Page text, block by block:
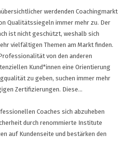
werdenden Coachingmarkt
Qualitätssiegeln immer mehr zu. Der
ist nicht geschützt, weshalb sich
vielfältigen Themen am Markt finden.
von den anderen
Kund*innen eine Orientierung
zu geben, suchen immer mehr
Zertifizierungen. Diese…
Coaches sich abzuheben
durch renommierte Institute
auf Kundenseite und bestärken den